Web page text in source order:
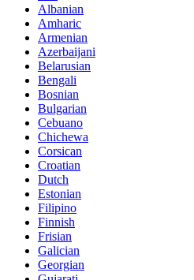
Albanian
Amharic
Armenian
Azerbaijani
Belarusian
Bengali
Bosnian
Bulgarian
Cebuano
Chichewa
Corsican
Croatian
Dutch
Estonian
Filipino
Finnish
Frisian
Galician
Georgian